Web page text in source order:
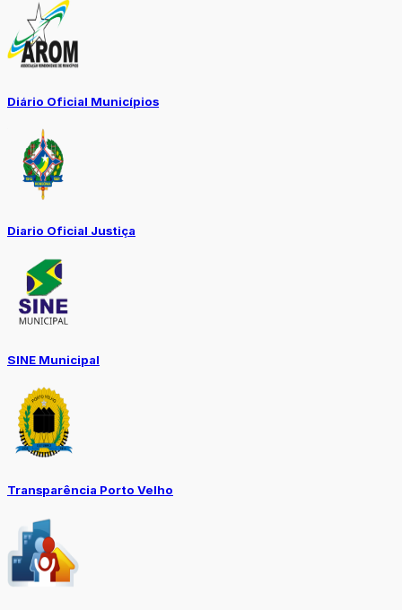
Diário Oficial Municípios
Diario Oficial Justiça
SINE Municipal
Transparência Porto Velho